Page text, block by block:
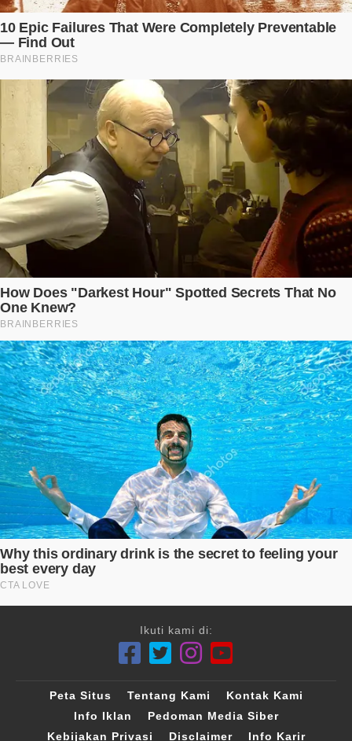
Ikuti kami di:
Peta Situs Tentang Kami
Kontak Kami
Info Iklan
Pedoman Media Siber
Kebijakan Privasi
Disclaimer Info Karir